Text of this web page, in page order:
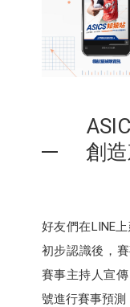
創
好友們在LINE
初步認識後，
賽事主持人宣
號進行賽事預測